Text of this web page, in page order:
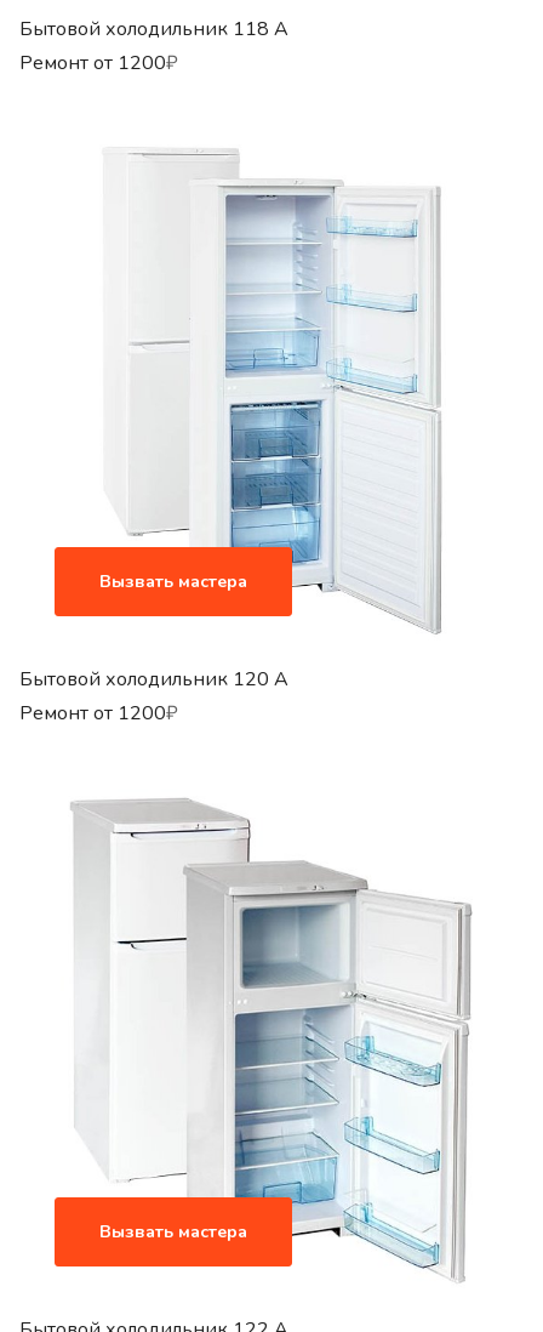
Бытовой холодильник 118 A
Ремонт от 1200₽
Вызвать мастера
Бытовой холодильник 120 A
Ремонт от 1200₽
Вызвать мастера